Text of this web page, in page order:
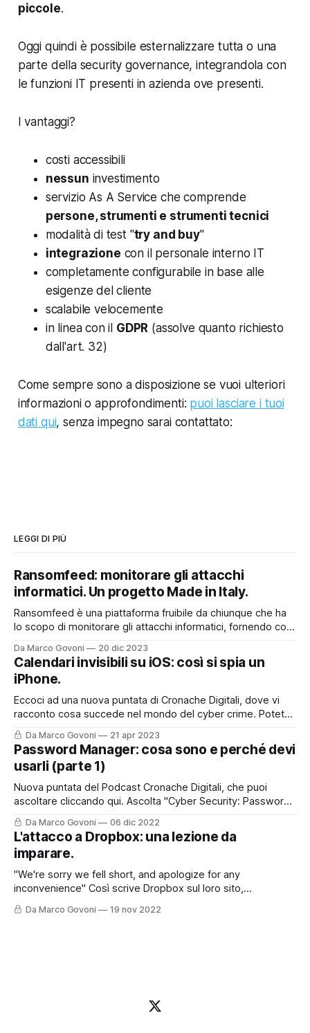
piccole.
Oggi quindi è possibile esternalizzare tutta o una
parte della security governance, integrandola con
le funzioni IT presenti in azienda ove presenti.
I vantaggi?
costi accessibili
nessun investimento
servizio As A Service che comprende
persone, strumenti e strumenti tecnici
modalità di test "try and buy"
integrazione con il personale interno IT
completamente configurabile in base alle
esigenze del cliente
scalabile velocemente
in linea con il GDPR (assolve quanto richiesto
dall'art. 32)
Come sempre sono a disposizione se vuoi ulteriori
informazioni o approfondimenti: puoi lasciare i tuoi
dati qui, senza impegno sarai contattato:
LEGGI DI PIÙ
Ransomfeed: monitorare gli attacchi
informatici. Un progetto Made in Italy.
Ransomfeed è una piattaforma fruibile da chiunque che ha
lo scopo di monitorare gli attacchi informatici, fornendo così
security, ma non solo. E' anche uno strumento divulgativo
che permette a tutti quanti di poter accedere ad
informazioni che spesso
Da Marco Govoni 20 dic 2023
Calendari invisibili su iOS: così si spia un
iPhone.
Eccoci ad una nuova puntata di Cronache Digitali, dove vi
racconto cosa succede nel mondo del cyber crime. Potete
asoltare la puntata sul mio Podcast, cliccando qui o nel box
sottostante, oppure, continuare a leggere per trovare tutti i
riferimenti ed i link presenti nella storia del podcast di oggi.
Da Marco Govoni 21 apr 2023
Password Manager: cosa sono e perché devi
usarli (parte 1)
Nuova puntata del Podcast Cronache Digitali, che puoi
ascoltare cliccando qui. Ascolta "Cyber Security: Password
Manager. Cosa sono e perché devi usarli." su Spreaker.
Oggi vi lascio anche il contributo con questo post perché
l'argomento è molto interessante e certamente andrà
Da Marco Govoni 06 dic 2022
L'attacco a Dropbox: una lezione da
imparare.
"We're sorry we fell short, and apologize for any
inconvenience" Così scrive Dropbox sul loro sito,
raccontando come sia stato possibile - e come sia stato
gestito - un recente attacco informatico. Ma partiamo
Da Marco Govoni 19 nov 2022